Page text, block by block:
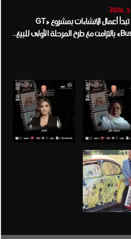
جولدن تاون تبدأ أعمال الإنشاءات بمشروع «GT
Business City» بالتزامن مع طرح المرحلة الأولى للبيع..